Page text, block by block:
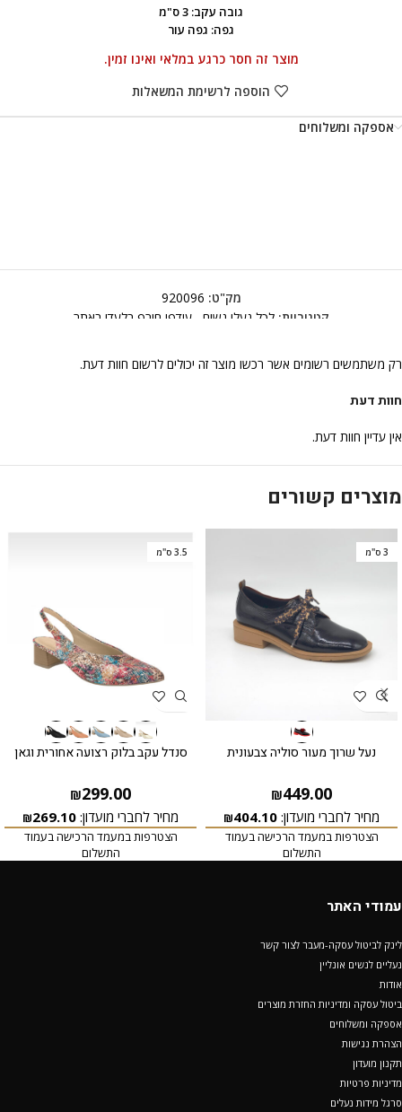
גובה עקב: 3 ס"מ
גפה: גפה עור
מוצר זה חסר כרגע במלאי ואינו זמין.
הוספה לרשימת המשאלות
אספקה ומשלוחים
מק"ט: 920096
קטגוריות: לכל נעלי נשים עודפי חורף בלעדי באתר
חוות דעת
אין עדיין חוות דעת.
רק משתמשים רשומים אשר רכשו מוצר זה יכולים לרשום חוות דעת.
מוצרים קשורים
3 ס"מ
נעל שרוך מעור סוליה צבעונית
₪449.00
מחיר לחברי מועדון: ₪404.10
הצטרפות במעמד הרכישה בעמוד
התשלום
3.5 ס"מ
סנדל עקב בלוק רצועה אחורית וגאן
₪299.00
מחיר לחברי מועדון: ₪269.10
הצטרפות במעמד הרכישה בעמוד
התשלום
עמודי האתר
לינק לביטול עסקה-מעבר לצור קשר
נעליים לנשים אונליין
אודות
ביטול עסקה ומדיניות החזרת מוצרים
אספקה ומשלוחים
הצהרת נגישות
תקנון מועדון
מדיניות פרטיות
סרגל מידות נעלים